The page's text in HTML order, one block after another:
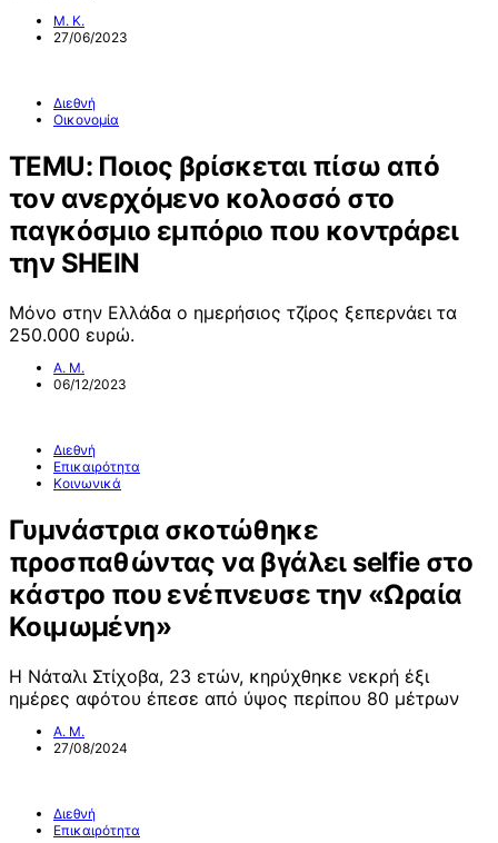
Μ. Κ.
27/06/2023
Διεθνή
Οικονομία
ΤΕΜU: Ποιος βρίσκεται πίσω από
τον ανερχόμενο κολοσσό στο
παγκόσμιο εμπόριο που κοντράρει
την SHEIN
Μόνο στην Ελλάδα ο ημερήσιος τζίρος ξεπερνάει τα
250.000 ευρώ.
Α. Μ.
06/12/2023
Διεθνή
Επικαιρότητα
Κοινωνικά
Γυμνάστρια σκοτώθηκε
προσπαθώντας να βγάλει selfie στο
κάστρο που ενέπνευσε την «Ωραία
Κοιμωμένη»
Η Νάταλι Στίχοβα, 23 ετών, κηρύχθηκε νεκρή έξι
ημέρες αφότου έπεσε από ύψος περίπου 80 μέτρων
Α. Μ.
27/08/2024
Διεθνή
Επικαιρότητα